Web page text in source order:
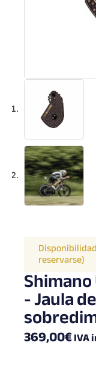
reservarse)
- Jaula
369,00€IVA